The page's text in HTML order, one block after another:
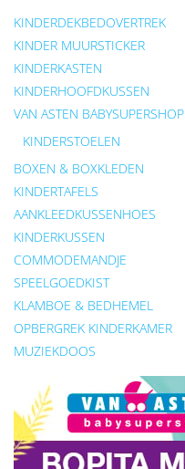
KINDERDEKBEDOVERTREK
KINDER MUURSTICKER
KINDERKASTEN
KINDERHOOFDKUSSEN
VAN ASTEN BABYSUPERSHOP
KINDERSTOELEN
BOXEN & BOXKLEDEN
KINDERTAFELS
AANKLEEDKUSSENHOES
KINDERKUSSEN
COMMODEMANDJE
SPEELGOEDKIST
KLAMBOE & BEDHEMEL
OPBERGREK KINDERKAMER
MUZIEKDOOS